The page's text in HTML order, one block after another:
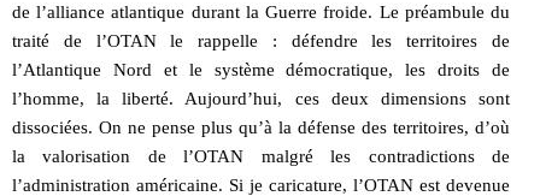
de l’alliance atlantique durant la Guerre froide. Le préambule du
traité de l’OTAN le rappelle : défendre les territoires de
l’Atlantique Nord et le système démocratique, les droits de
l’homme, la liberté. Aujourd’hui, ces deux dimensions sont
dissociées. On ne pense plus qu’à la défense des territoires, d’où
la valorisation de l’OTAN malgré les contradictions de
l’administration américaine. Si je caricature, l’OTAN est devenue